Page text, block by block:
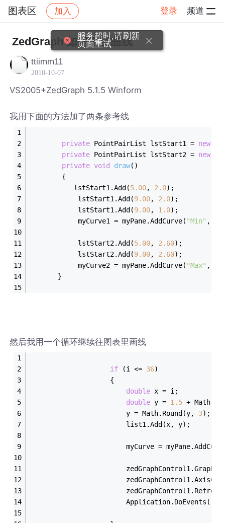
图表区 加入 登录 频道
社区 图表区 帖子详情
ZedGraph 如何清空曲线
ttiimm11
2010-10-07
VS2005+ZedGraph 5.1.5 Winform
我用下面的方法加了两条参考线
private PointPairList lstStart1 = new
private PointPairList lstStart2 = new
private void draw()
        {
           lstStart1.Add(
5.00, 2.0);
            lstStart1.Add(
9.00, 2.0);
            lstStart1.Add(
9.00, 1.0);
            myCurve1 = myPane.AddCurve(
"Min" ,
            lstStart2.Add(
5.00, 2.60);
            lstStart2.Add(
9.00, 2.60);
            myCurve2 = myPane.AddCurve(
"Max" ,
       }
然后我用一个循环继续往图表里画线
if (i <= 36)
                    {
double x = i;
double y = 1.5 +
                        y = Math.Round(y,
3);
                        list1.Add(x, y);
myCurve =
                        Application.DoEvents();
服务超时,请刷新
页面重试